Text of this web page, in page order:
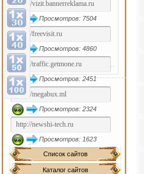
Просмотров: 7504
Просмотров: 4860
Просмотров: 2451
Просмотров: 2324
Просмотров: 1623
Список сайтов
Каталог сайтов